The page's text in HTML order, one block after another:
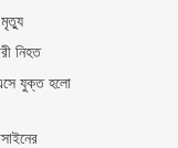
মৃত্যু
নিহত
যুক্ত হলো